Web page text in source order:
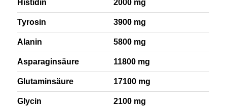
Histidin 2000 mg
Tyrosin 3900 mg
Alanin 5800 mg
Asparaginsäure 11800 mg
Glutaminsäure 17100 mg
Glycin 2100 mg